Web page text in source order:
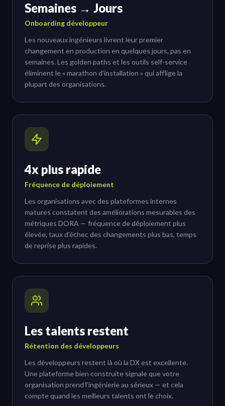
Semaines → Jours
Onboarding développeur
Les nouveaux ingénieurs livrent leur premier
changement en production en quelques jours, pas en
semaines. Les golden paths et les outils self-service
éliminent le « marathon d'installation » qui afflige la
plupart des organisations.
4x plus rapide
Fréquence de déploiement
Les organisations avec des plateformes internes
matures constatent des améliorations mesurables des
métriques DORA — fréquence de déploiement plus
élevée, taux d'échec des changements plus bas, temps
de reprise plus rapides.
Les talents restent
Rétention des développeurs
Les développeurs restent là où la DX est excellente.
Une plateforme bien construite signale que votre
organisation prend l'ingénierie au sérieux — et cela
compte quand les meilleurs talents ont le choix.